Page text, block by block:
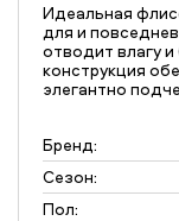
Идеальная
для и
отводит влагу
конструкция
элегантно
Бренд:
Сезон:
Пол: